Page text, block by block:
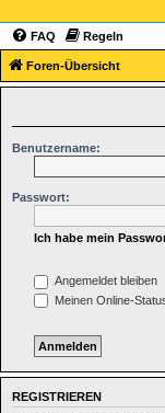
FAQ Regeln
Foren-Übersicht
Benutzername:
Passwort:
Ich habe mein
Angemeldet bleiben
Meinen Online-
REGISTRIEREN